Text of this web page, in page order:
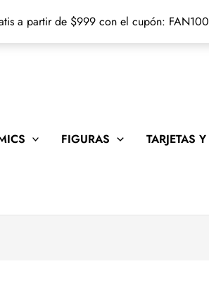
a partir de $999 con el cupón: FAN100
FIGURAS TARJETAS